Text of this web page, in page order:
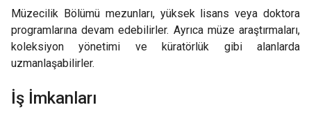
Müzecilik Bölümü mezunları, yüksek lisans veya doktora
programlarına devam edebilirler. Ayrıca müze araştırmaları,
koleksiyon yönetimi ve küratörlük gibi alanlarda
uzmanlaşabilirler.
İş İmkanları